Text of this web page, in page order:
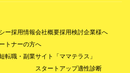
ー採用情報会社概要採用検討企業様へ
トナーの方へ
転職・副業サイト「ママテラス」
スタートアップ適性診断